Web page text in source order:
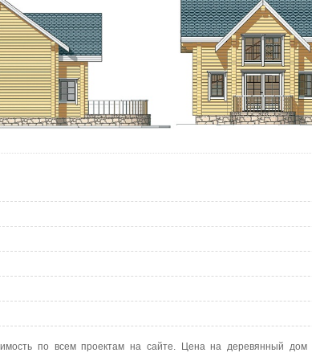
по всем проектам на сайте. Цена на деревянный дом